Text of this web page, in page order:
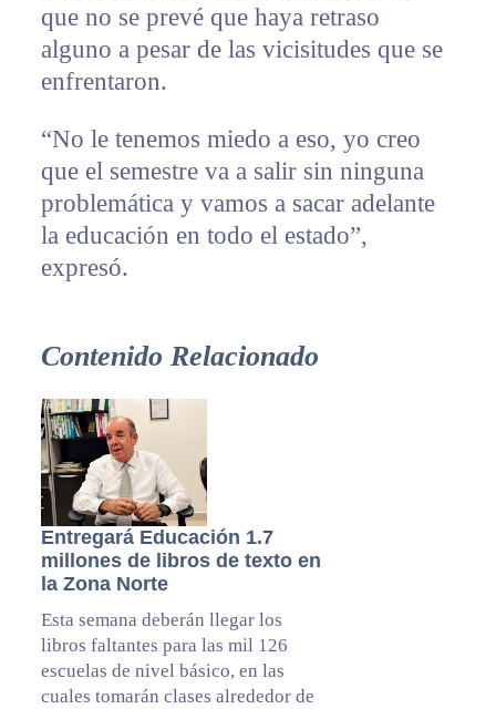
que no se prevé que haya retraso
alguno a pesar de las vicisitudes que se
enfrentaron.
“No le tenemos miedo a eso, yo creo
que el semestre va a salir sin ninguna
problemática y vamos a sacar adelante
la educación en todo el estado”,
expresó.
Contenido Relacionado
Entregará Educación 1.7
millones de libros de texto en
la Zona Norte
Esta semana deberán llegar los
libros faltantes para las mil 126
escuelas de nivel básico, en las
cuales tomarán clases alrededor de